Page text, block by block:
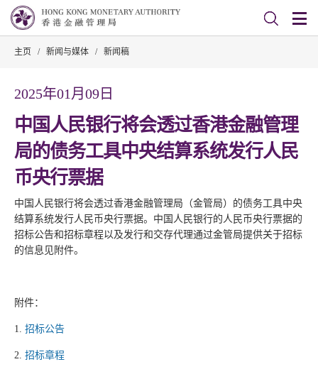
主页 / 新闻与媒体 / 新闻稿
2025年01月09日
中国人民银行将会透过香港金融管理
局的债务工具中央结算系统发行人民
币央行票据
中国人民银行将会透过香港金融管理局（金管局）的债务工具中央
结算系统发行人民币央行票据。中国人民银行的人民币央行票据的
招标公告和招标章程以及发行和交存代理通过金管局提供关于招标
的信息见附件。
附件：
1. 招标公告
2. 招标章程